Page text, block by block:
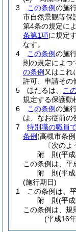
3
この条例の施
市自然景観等保
第4条の規定に
条第1項に規定
なす。
4
この条例の施
則の規定によつ
の条例 又はこれ
許可、申請その
5
ほたるは、 こ
規定する保護動
6
この条例の施
は、なお従前の
7
特別職の職員
条例(高槻市条
〔次の
附 則(平
この条例は、平
附 則(平
(施行期日)
1
この条例は、
附 則(平
この条例は、規
(平成16